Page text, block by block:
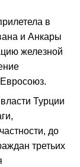
в
и Анкары
железной
Турции
до
третьих